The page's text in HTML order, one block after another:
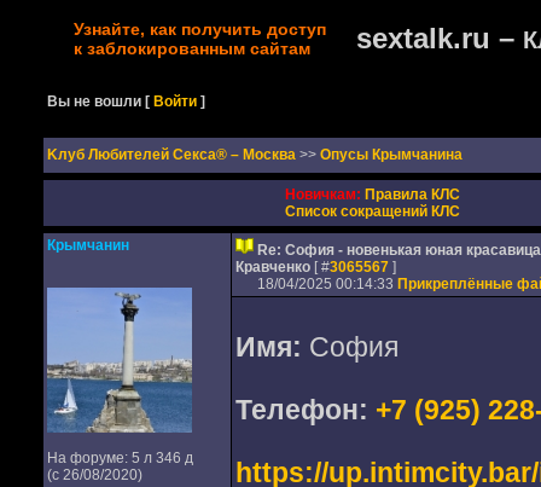
Узнайте, как получить доступ
к заблокированным сайтам
sextalk.ru –
Вы не вошли [Войти ]
Kлуб Любителей Секса® – Москва >> Опусы Крымчанина
Новичкам: Правила КЛС
Список сокращений КЛС
Крымчанин
На форуме: 5 л 346 д
(с 26/08/2020)
Re: София - новенькая юная
Кравченко [ #3065567]
18/04/2025 00:14:33 Прикреплённые
Имя: София
Телефон: +7 (925)
https://